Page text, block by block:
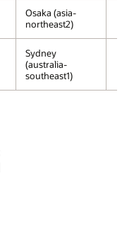
Osaka (asia-
northeast2)
Sydney
(australia-
southeast1)